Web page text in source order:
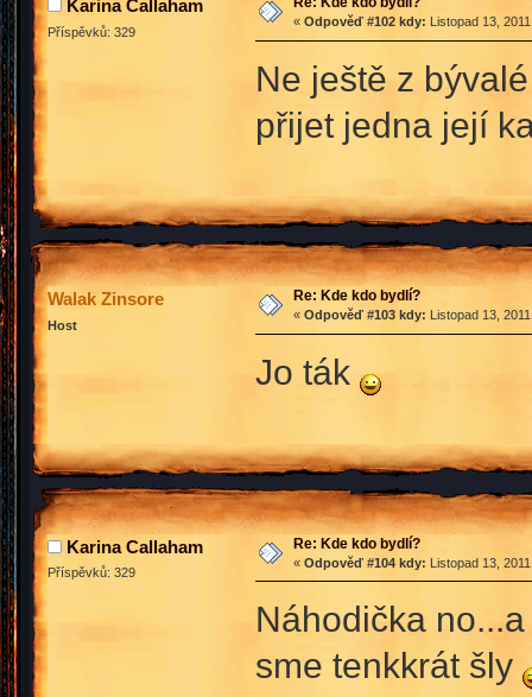
Karina Callaham
Příspěvků: 329
« Odpověď #102 kdy: Listopad 13,
Ne ještě z
přijet jedna její
Walak Zinsore
Host
Re: Kde kdo bydlí?
« Odpověď #103 kdy: Listopad 13,
Jo ták
Karina Callaham
Příspěvků: 329
Re: Kde kdo bydlí?
« Odpověď #104 kdy: Listopad 13,
Náhodička
sme tenkkrát šly